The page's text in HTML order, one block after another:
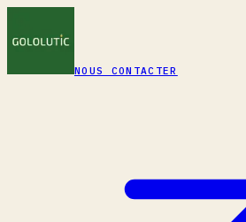
NOUS CONTACTER